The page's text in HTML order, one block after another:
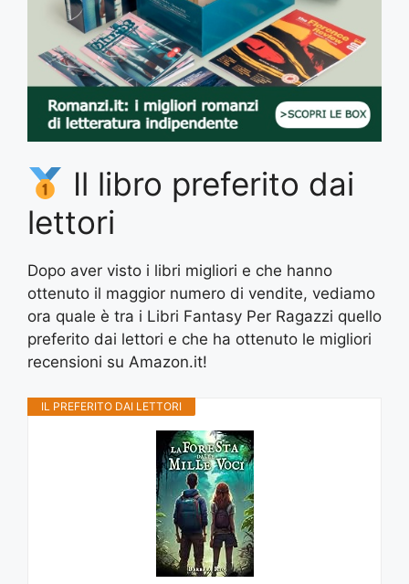
Il libro preferito dai
lettori
Dopo aver visto i libri migliori e che hanno
ottenuto il maggior numero di vendite, vediamo
ora quale è tra i Libri Fantasy Per Ragazzi quello
preferito dai lettori e che ha ottenuto le migliori
recensioni su Amazon.it!
IL PREFERITO DAI LETTORI